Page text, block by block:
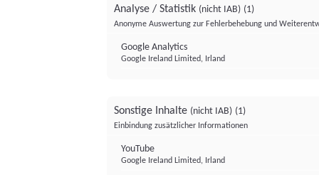
Analyse / Statistik (nicht IAB) (1)
Anonyme Auswertung zur Fehlerbehebung und
Google Analytics
Google Ireland Limited, Irland
Sonstige Inhalte (nicht IAB) (1)
Einbindung zusätzlicher Informationen
YouTube
Google Ireland Limited, Irland